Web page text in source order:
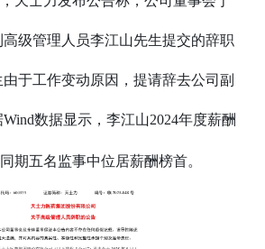
高级管理人员李江山先生提交的辞职
于工作变动原因，提请辞去公司副
数据显示，李江山2024年度薪酬
期五名监事中位居薪酬榜首。